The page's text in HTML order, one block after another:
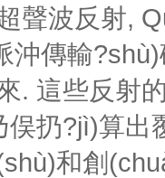
波反射,
脈沖傳輸
. 這些反射
扔?jì)算出
和創